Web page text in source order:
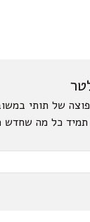
של תותי
תמיד כל מה שחדש
Please